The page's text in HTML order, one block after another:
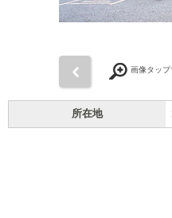
画像タップ
所在地